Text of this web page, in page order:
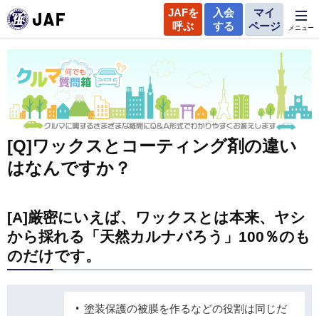
JAFを
呼ぶ
入会
する
マイ
ページ
メニュー
[Q]ワックスとコーティング剤の違い
はなんですか？
[A]厳密にいえば、ワックスとは本来、ヤシ
から採れる「天然カルナバろう」100％のも
のだけです。
塗装保護の被膜を作るなどの役割は同じだ